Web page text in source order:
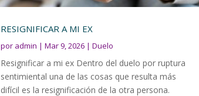
RESIGNIFICAR A MI EX
por admin | Mar 9, 2026| Duelo
Resignificar a mi ex Dentro del duelo por ruptura
sentimiental una de las cosas que resulta más
difícil es la resignificación de la otra persona.